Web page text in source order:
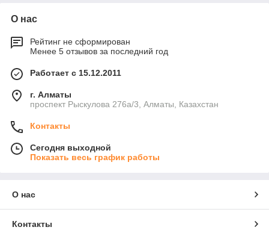
О нас
Рейтинг не сформирован
Менее 5 отзывов за последний год
Работает с 15.12.2011
г. Алматы
проспект Рыскулова 276а/3, Алматы, Казахстан
Контакты
Сегодня выходной
Показать весь график работы
О нас
Контакты